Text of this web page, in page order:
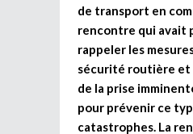
de transport en
rencontre qui avait
rappeler les
sécurité routière et
de la prise
pour prévenir ce
catastrophes. La